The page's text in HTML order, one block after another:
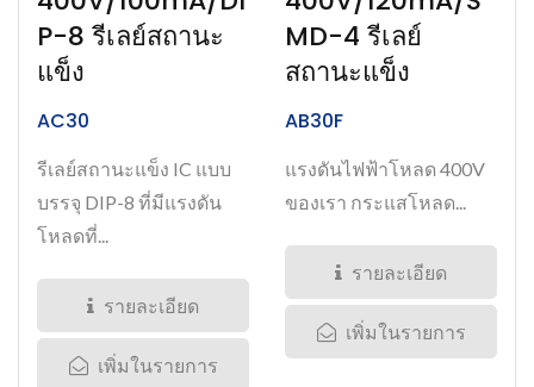
P-8 รีเลย์สถานะ
แข็ง
AC30
รีเลย์สถานะแข็ง IC แบบ
บรรจุ DIP-8 ที่มีแรงดัน
โหลดที่...
รายละเอียด
เพิ่มในรายการ
MD-4 รีเลย์
สถานะแข็ง
AB30F
แรงดันไฟฟ้าโหลด 400V
ของเรา กระแสโหลด...
รายละเอียด
เพิ่มในรายการ